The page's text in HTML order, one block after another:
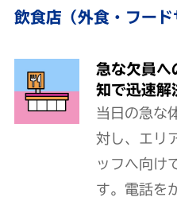
飲食店（外食・フード
急な欠員へ
知で迅速解
当日の急な
対し、エリ
ッフへ向け
す。電話を